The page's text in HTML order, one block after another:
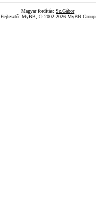
Magyar fordítás: Sz.Gábor
Fejlesztő: MyBB, © 2002-2026 MyBB Group